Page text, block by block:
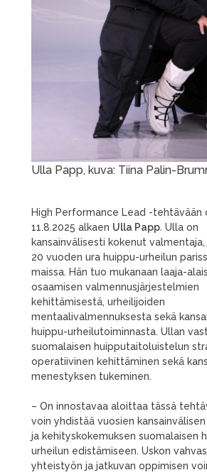
Ulla Papp, kuva: Tiina Palin-
High Performance Lead -tehtävään
11.8.2025 alkaen Ulla Papp. Ulla on
kansainvälisesti kokenut
20 vuoden ura huippu-urheilun
maissa. Hän tuo mukanaan laaja-
osaamisen valmennusjärjestelmien
kehittämisestä, urheilijoiden
mentaalivalmennuksesta sekä
huippu-urheilutoiminnasta. Ullan
suomalaisen huipputaitoluistelun
operatiivinen kehittäminen sekä
menestyksen tukeminen.
– On innostavaa aloittaa tässä
voin yhdistää vuosien
ja kehityskokemuksen suomalaisen
urheilun edistämiseen. Uskon
yhteistyön ja jatkuvan oppimisen